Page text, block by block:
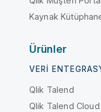
Kaynak
Ürünler
VERI
Qlik Talend
Qlik Talend Cloud